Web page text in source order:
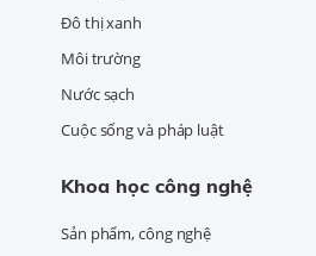
Đô thị xanh
Môi trường
Nước sạch
Cuộc sống và pháp luật
Khoa học công nghệ
Sản phẩm, công nghệ